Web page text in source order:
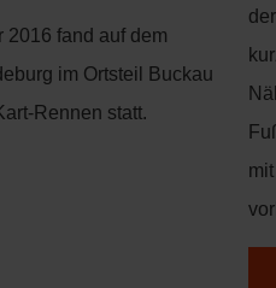
2016 fand auf dem
im Ortsteil Buckau
Rennen statt.